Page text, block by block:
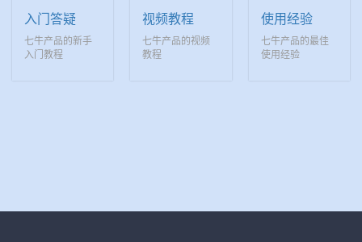
入门答疑
七牛产品的新手
入门教程
视频教程
七牛产品的视频
教程
使用经验
七牛产品的最佳
使用经验